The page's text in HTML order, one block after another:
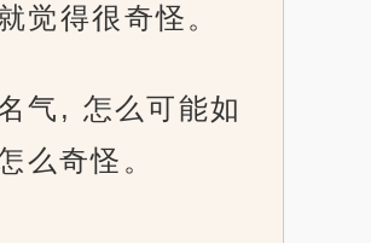
觉得很奇怪。
气, 怎么可能如
么奇怪。